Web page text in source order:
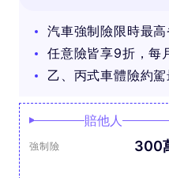
汽車強制險限時最
任意險皆享9折，每
乙、丙式車體險約
賠他人
強制險 300